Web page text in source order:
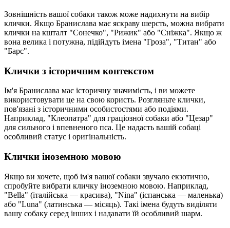
Зовнішність вашої собаки також може надихнути на вибір
клички. Якщо Бранислава має яскраву шерсть, можна вибрати
клички на кшталт "Сонечко", "Рижик" або "Сніжка". Якщо ж
вона велика і потужна, підійдуть імена "Гроза", "Титан" або
"Барс".
Клички з історичним контекстом
Ім'я Бранислава має історичну значимість, і ви можете
використовувати це на свою користь. Розгляньте клички,
пов'язані з історичними особистостями або подіями.
Наприклад, "Клеопатра" для граціозної собаки або "Цезар"
для сильного і впевненого пса. Це надасть вашій собаці
особливий статус і оригінальність.
Клички іноземною мовою
Якщо ви хочете, щоб ім'я вашої собаки звучало екзотично,
спробуйте вибрати кличку іноземною мовою. Наприклад,
"Bella" (італійська — красива), "Nina" (іспанська — маленька)
або "Luna" (латинська — місяць). Такі імена будуть виділяти
вашу собаку серед інших і надавати їй особливий шарм.